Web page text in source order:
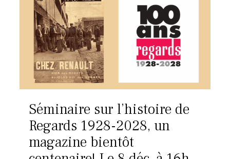
Séminaire sur l’histoire de
Regards 1928-2028, un
magazine bientôt